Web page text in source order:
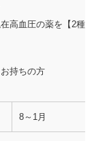
高血圧の薬を【2種
持ちの方
8～1月